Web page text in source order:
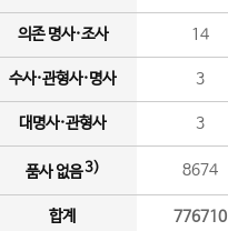
의존 명사·조사 14
수사·관형사·명사 3
대명사·관형사 3
품사 없음3) 8674
합계 776710